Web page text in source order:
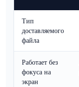
Тип
доставляемого
файла
Работает без
фокуса на
экран